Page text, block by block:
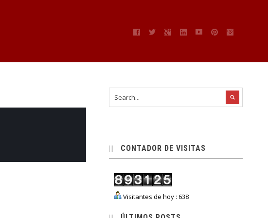
CONTADOR DE VISITAS
Visitantes de hoy : 638